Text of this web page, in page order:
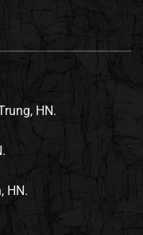
HN.
HN.